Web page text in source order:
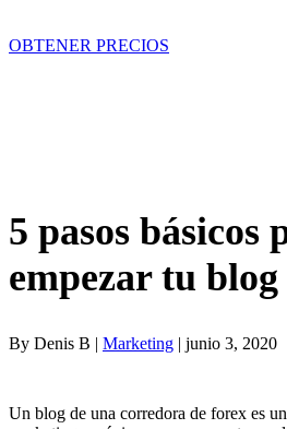
OBTENER PRECIOS
5 pasos básicos
empezar tu
By Denis B | Marketing | junio 3, 2020
Un blog de una corredora de forex es